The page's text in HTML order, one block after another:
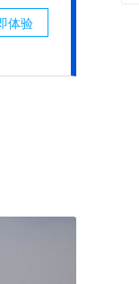
体验